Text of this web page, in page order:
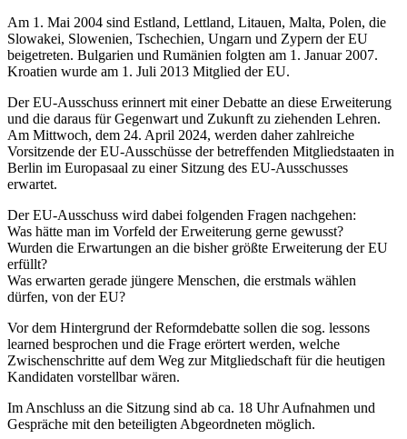
Am 1. Mai 2004 sind Estland, Lettland, Litauen, Malta, Polen, die
Slowakei, Slowenien, Tschechien, Ungarn und Zypern der EU
beigetreten. Bulgarien und Rumänien folgten am 1. Januar 2007.
Kroatien wurde am 1. Juli 2013 Mitglied der EU.
Der EU-Ausschuss erinnert mit einer Debatte an diese Erweiterung
und die daraus für Gegenwart und Zukunft zu ziehenden Lehren.
Am Mittwoch, dem 24. April 2024, werden daher zahlreiche
Vorsitzende der EU-Ausschüsse der betreffenden Mitgliedstaaten in
Berlin im Europasaal zu einer Sitzung des EU-Ausschusses
erwartet.
Der EU-Ausschuss wird dabei folgenden Fragen nachgehen:
Was hätte man im Vorfeld der Erweiterung gerne gewusst?
Wurden die Erwartungen an die bisher größte Erweiterung der EU
erfüllt?
Was erwarten gerade jüngere Menschen, die erstmals wählen
dürfen, von der EU?
Vor dem Hintergrund der Reformdebatte sollen die sog. lessons
learned besprochen und die Frage erörtert werden, welche
Zwischenschritte auf dem Weg zur Mitgliedschaft für die heutigen
Kandidaten vorstellbar wären.
Im Anschluss an die Sitzung sind ab ca. 18 Uhr Aufnahmen und
Gespräche mit den beteiligten Abgeordneten möglich.